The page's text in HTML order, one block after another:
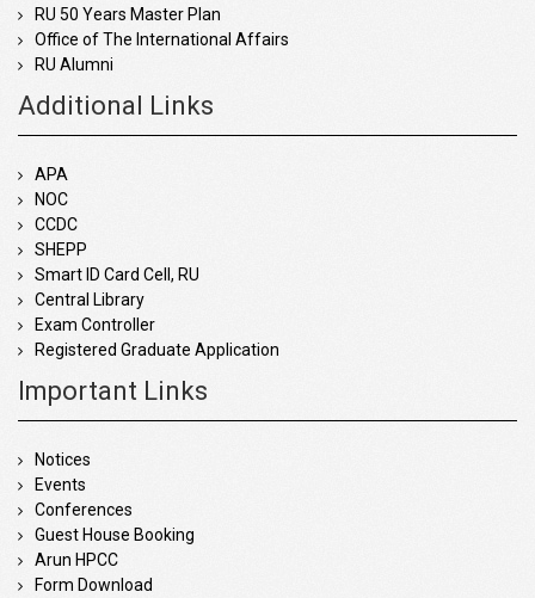
RU 50 Years Master Plan
Office of The International Affairs
RU Alumni
Additional Links
APA
NOC
CCDC
SHEPP
Smart ID Card Cell, RU
Central Library
Exam Controller
Registered Graduate Application
Important Links
Notices
Events
Conferences
Guest House Booking
Arun HPCC
Form Download